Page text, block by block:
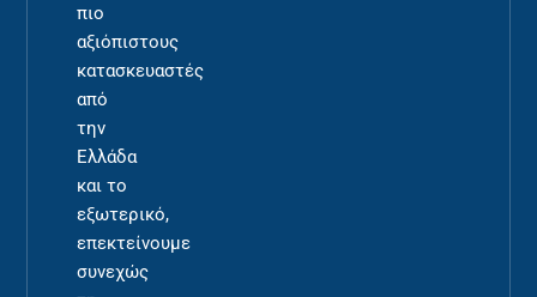
πιο
αξιόπιστους
κατασκευαστές
από
την
Ελλάδα
και το
εξωτερικό,
επεκτείνουμε
συνεχώς